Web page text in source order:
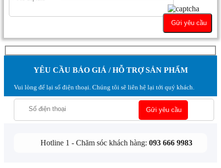
YÊU CẦU BÁO GIÁ / HỖ TRỢ SẢN PHẨM
Vui lòng để lại số điện thoại. Chúng tôi sẽ liên hệ lại tới quý khách.
Hotline 1 - Chăm sóc khách hàng: 093 666 9983